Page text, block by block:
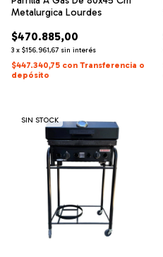
Metalurgica Lourdes
$470.885,00
3 x $156.961,67 sin interés
$447.340,75 con Transferencia o
depósito
SIN STOCK